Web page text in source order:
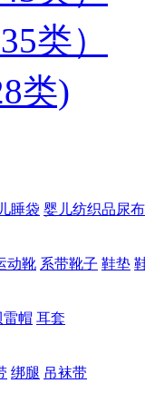
类）
类)
睡袋 婴儿纺织品尿布
动靴 系带靴子 鞋垫
雷帽 耳套
绑腿 吊袜带